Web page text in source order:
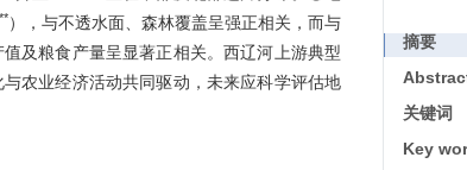
**），与不透水面、森林覆盖呈强正相关，而与
及粮食产量呈显著正相关。西辽河上游典型
农业经济活动共同驱动，未来应科学评估地
摘要
关键词
Key